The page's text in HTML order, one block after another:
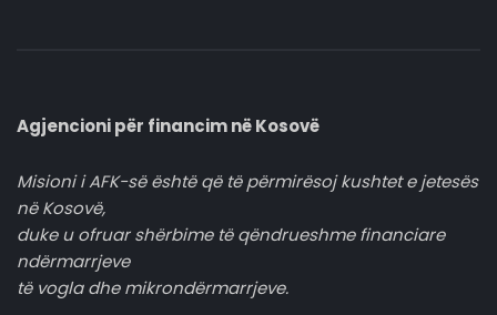
Agjencioni për financim në Kosovë
Misioni i AFK-së është që të përmirësoj kushtet e jetesës
në Kosovë,
duke u ofruar shërbime të qëndrueshme financiare
ndërmarrjeve
të vogla dhe mikrondërmarrjeve.